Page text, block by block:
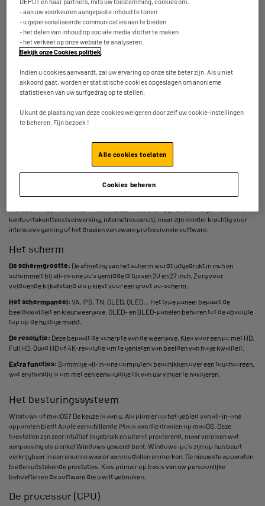
4.7/5(19)
Vergelijk
Bestel en haal na 1u gratis af
Leverbaar voor bepaalde postcodes
Wat is een all-in-one pc (alles-in-één
computer)?
volledig is geïntegreerd in het beeldscherm. Deze apparaten nemen erg weinig
ruimte in beslag en voorkomen een overdaad aan kabels in uw interieur. Bovendien
vormen op uw werkplek. Als hybride tussen een traditionele desktop en een laptop
biedt de all-in-one computer over het algemeen wat minder algemene rekenkracht
kantoortaken (tekstverwerking, internetresearch), maar zijn minder krachtig voor
intensieve gaming of het draaien van zware professionele software.
Het scherm
De schermgrootte: De afmeting van het scherm wordt uitgedrukt in inch en
schommelt bij all-in-one pc's gemiddeld tussen 20 en 27 inch. Zorg voor
voldoende kijkafstand als u kiest voor een groot pc-scherm.
Het schermpaneel: VA, IPS, TN, OLED, QLED… Het type paneel bepaalt de
beeldkwaliteit en kleurweergave. OLED- en QLED-panelen behoren tot de absolute
top op de huidige markt.
De resolutie: Deze bepaalt de scherpte van de weergave. Kies voor een pc met HD,
Full HD, Quad HD of 4K-resolutie om te genieten van beelden van hoge kwaliteit.
Extra functies: Sommige all-in-one computers beschikken over een touchscreen,
wat erg handig is om met een eenvoudige tik van uw vinger te navigeren.
Het besturingssysteem
Windows of macOS? De keuze is aan u. Als pionier op het gebied van all-in-one
apparaten biedt Apple verschillende iMacs aan die draaien op macOS. Deze
toestellen zijn zeer intuïtief in gebruik en uiterst presterend, maar vereisen wat
aanpassing als u enkel Windows gewend bent. Windows-pc's zijn op hun beurt
verkrijgbaar in een enorme waaier aan modellen en merken. De nieuwste apparaten
bieden uitstekende prestaties. Kies primair op basis van uw persoonlijke
behoeften en de software die u wilt gebruiken.
De processor (CPU)
- aan uw voorkeuren aangepaste inhoud te tonen
- u gepersonaliseerde communicaties aan te bieden
- het delen van inhoud op sociale media vlotter te maken
- het verkeer op onze website te analyseren.
Bekijk onze Cookies politiek
Indien u cookies aanvaardt, zal uw ervaring op onze site beter zijn. Als u niet
akkoord gaat, worden er statistische cookies opgeslagen om anonieme
statistieken van uw surfgedrag op te stellen.
U kunt de plaatsing van deze cookies weigeren door zelf uw cookie-instellingen
te beheren. Fijn bezoek !
Cookies beheren
Alle cookies toelaten